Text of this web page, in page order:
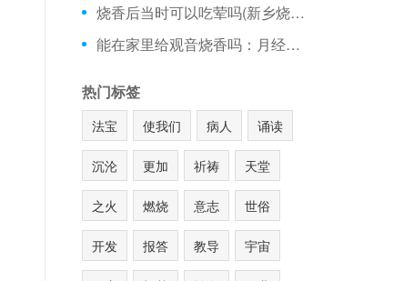
烧香后当时可以吃荤吗(新乡烧香哪里好)
能在家里给观音烧香吗：月经来能上庙里烧香
热门标签
法宝 使我们 病人 诵读
沉沦 更加 祈祷 天堂
之火 燃烧 意志 世俗
开发 报答 教导 宇宙